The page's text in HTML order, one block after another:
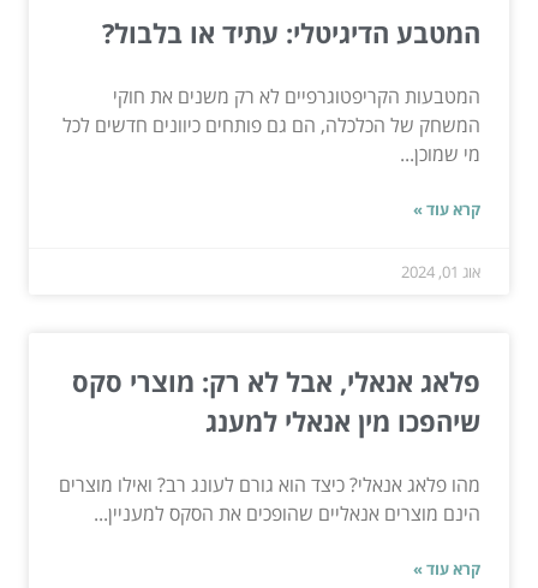
המטבע הדיגיטלי: עתיד או בלבול?
המטבעות הקריפטוגרפיים לא רק משנים את חוקי
המשחק של הכלכלה, הם גם פותחים כיוונים חדשים לכל
מי שמוכן...
קרא עוד »
אוג 01, 2024
פלאג אנאלי, אבל לא רק: מוצרי סקס
שיהפכו מין אנאלי למענג
מהו פלאג אנאלי? כיצד הוא גורם לעונג רב? ואילו מוצרים
הינם מוצרים אנאליים שהופכים את הסקס למעניין...
קרא עוד »